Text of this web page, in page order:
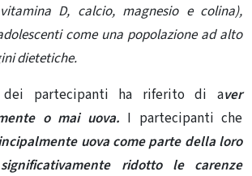
D, calcio, magnesio e colina),
come una popolazione ad alto
dietetiche.
dei partecipanti ha riferito di aver
o mai uova. I partecipanti che
uova come parte della loro
ridotto le carenze